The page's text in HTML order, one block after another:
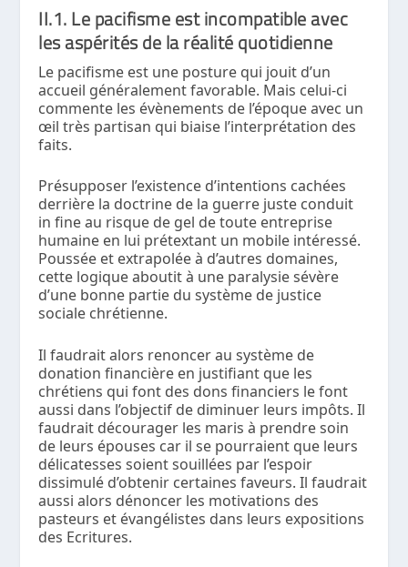
II.1. Le pacifisme est incompatible avec
les aspérités de la réalité quotidienne
Le pacifisme est une posture qui jouit d’un
accueil généralement favorable. Mais celui-ci
commente les évènements de l’époque avec un
œil très partisan qui biaise l’interprétation des
faits.
Présupposer l’existence d’intentions cachées
derrière la doctrine de la guerre juste conduit
in fine au risque de gel de toute entreprise
humaine en lui prétextant un mobile intéressé.
Poussée et extrapolée à d’autres domaines,
cette logique aboutit à une paralysie sévère
d’une bonne partie du système de justice
sociale chrétienne.
Il faudrait alors renoncer au système de
donation financière en justifiant que les
chrétiens qui font des dons financiers le font
aussi dans l’objectif de diminuer leurs impôts. Il
faudrait décourager les maris à prendre soin
de leurs épouses car il se pourraient que leurs
délicatesses soient souillées par l’espoir
dissimulé d’obtenir certaines faveurs. Il faudrait
aussi alors dénoncer les motivations des
pasteurs et évangélistes dans leurs expositions
des Ecritures.